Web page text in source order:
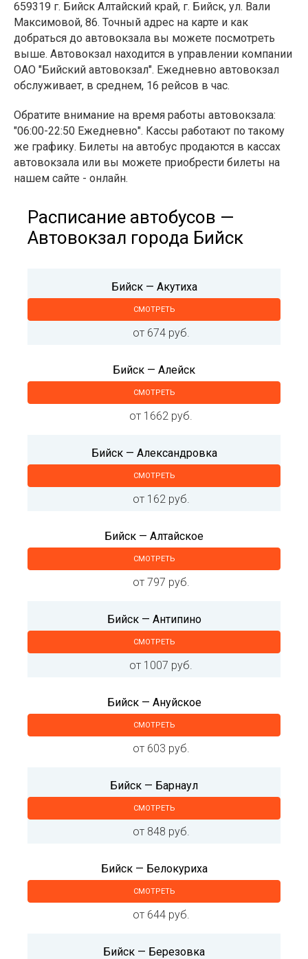
659319 г. Бийск Алтайский край, г. Бийск, ул. Вали
Максимовой, 86. Точный адрес на карте и как
добраться до автовокзала вы можете посмотреть
выше. Автовокзал находится в управлении компании
ОАО "Бийский автовокзал". Ежедневно автовокзал
обслуживает, в среднем, 16 рейсов в час.
Обратите внимание на время работы автовокзала:
"06:00-22:50 Ежедневно". Кассы работают по такому
же графику. Билеты на автобус продаются в кассах
автовокзала или вы можете приобрести билеты на
нашем сайте - онлайн.
Расписание автобусов —
Автовокзал города Бийск
Бийск — Акутиха
СМОТРЕТЬ
от 674 руб.
Бийск — Алейск
СМОТРЕТЬ
от 1662 руб.
Бийск — Александровка
СМОТРЕТЬ
от 162 руб.
Бийск — Алтайское
СМОТРЕТЬ
от 797 руб.
Бийск — Антипино
СМОТРЕТЬ
от 1007 руб.
Бийск — Ануйское
СМОТРЕТЬ
от 603 руб.
Бийск — Барнаул
СМОТРЕТЬ
от 848 руб.
Бийск — Белокуриха
СМОТРЕТЬ
от 644 руб.
Бийск — Березовка